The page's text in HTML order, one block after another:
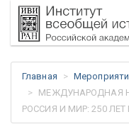
Главная
МЕЖДУНАРОДНАЯ
РОССИЯ И МИР: 250